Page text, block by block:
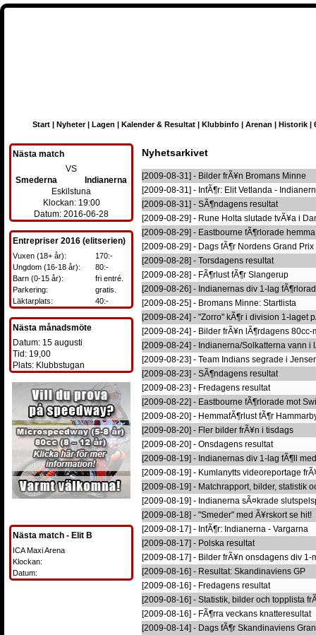
Start | Nyheter| Lagen | Kalender & Resultat | Klubbinfo | Arenan | Historik |
Nästa match
VS
Smederna Indianerna
Eskilstuna
Klockan: 19:00
Datum: 2016-06-28
Entrepriser 2016 (elitserien)
Vuxen (18+ år):
170:-
Ungdom (16-18 år):
80:-
Barn (0-15 år):
fri entré.
Parkering:
gratis.
Läktarplats:
40:-
Nästa månadsmöte
Datum: 15 augusti
Tid: 19,00
Plats: Klubbstugan
Nästa match - Elit B
ICA Maxi Arena
Klockan:
Datum:
Nyhetsarkivet
[2009-08-31] - Bilder frÃ¥n Bromans Minne
[2009-08-31] - InfÃ¶r: Elit Vetlanda -
[2009-08-31] - SÃ¶ndagens resultat
[2009-08-29] - Rune Holta slutade tvÃ¥a i
[2009-08-29] - Eastbourne fÃ¶rlorade
[2009-08-29] - Dags fÃ¶r Nordens Grand Prix
[2009-08-28] - Torsdagens resultat
[2009-08-28] - FÃ¶rlust fÃ¶r Slangerup
[2009-08-26] - Indianernas div 1-lag
[2009-08-25] - Bromans Minne: Startlista
[2009-08-24] - "Zorro" kÃ¶r i division 1-laget
[2009-08-24] - Bilder frÃ¥n lÃ¶rdagens 80cc-
[2009-08-24] - Indianerna/Solkatterna vann i
[2009-08-23] - Team Indians segrade i
[2009-08-23] - SÃ¶ndagens resultat
[2009-08-23] - Fredagens resultat
[2009-08-22] - Eastbourne fÃ¶rlorade mot
[2009-08-20] - HemmafÃ¶rlust fÃ¶r
[2009-08-20] - Fler bilder frÃ¥n i tisdags
[2009-08-20] - Onsdagens resultat
[2009-08-19] - Indianernas div 1-lag fÃ¶ll
[2009-08-19] - Kumlanytts videoreportage
[2009-08-19] - Matchrapport, bilder, statistik
[2009-08-19] - Indianerna sÃ¤krade
[2009-08-18] - "Smeder" med Ã¥rskort se hit!
[2009-08-17] - InfÃ¶r: Indianerna - Vargarna
[2009-08-17] - Polska resultat
[2009-08-17] - Bilder frÃ¥n onsdagens div 1-
[2009-08-16] - Resultat: Skandinaviens GP
[2009-08-16] - Fredagens resultat
[2009-08-16] - Statistik, bilder och topplista
[2009-08-16] - FÃ¶rra veckans knatteresultat
[2009-08-14] - Dags fÃ¶r Skandinaviens